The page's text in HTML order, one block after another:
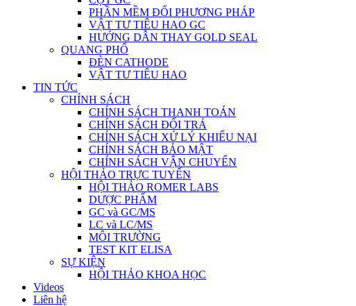
PHẦN MỀM ĐỔI PHƯƠNG PHÁP
VẬT TƯ TIÊU HAO GC
HƯỚNG DẪN THAY GOLD SEAL
QUANG PHỔ
ĐÈN CATHODE
VẬT TƯ TIÊU HAO
TIN TỨC
CHÍNH SÁCH
CHÍNH SÁCH THANH TOÁN
CHÍNH SÁCH ĐỔI TRẢ
CHÍNH SÁCH XỬ LÝ KHIẾU NẠI
CHÍNH SÁCH BẢO MẬT
CHÍNH SÁCH VẬN CHUYỂN
HỘI THẢO TRỰC TUYẾN
HỘI THẢO ROMER LABS
DƯỢC PHẨM
GC và GC/MS
LC và LC/MS
MÔI TRƯỜNG
TEST KIT ELISA
SỰ KIỆN
HỘI THẢO KHOA HỌC
Videos
Liên hệ